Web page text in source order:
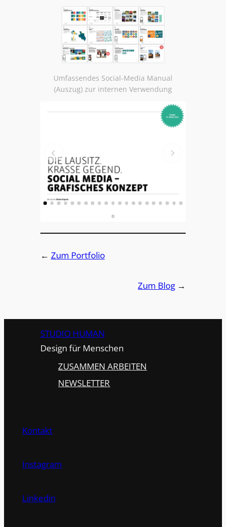
Umfassendes Social-Media Manual
(Auszug) zur internen Verwendung
← Zum Portfolio
Zum Blog →
STUDIO HUMAN
Design für Menschen
ZUSAMMEN ARBEITEN
NEWSLETTER
Kontakt
Instagram
Linkedin